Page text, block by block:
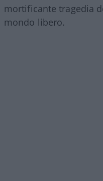
mortificante tragedia
mondo libero.